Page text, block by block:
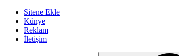
Sitene Ekle
Künye
Reklam
İletişim